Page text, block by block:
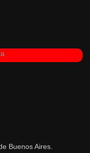
Buenos Aires.